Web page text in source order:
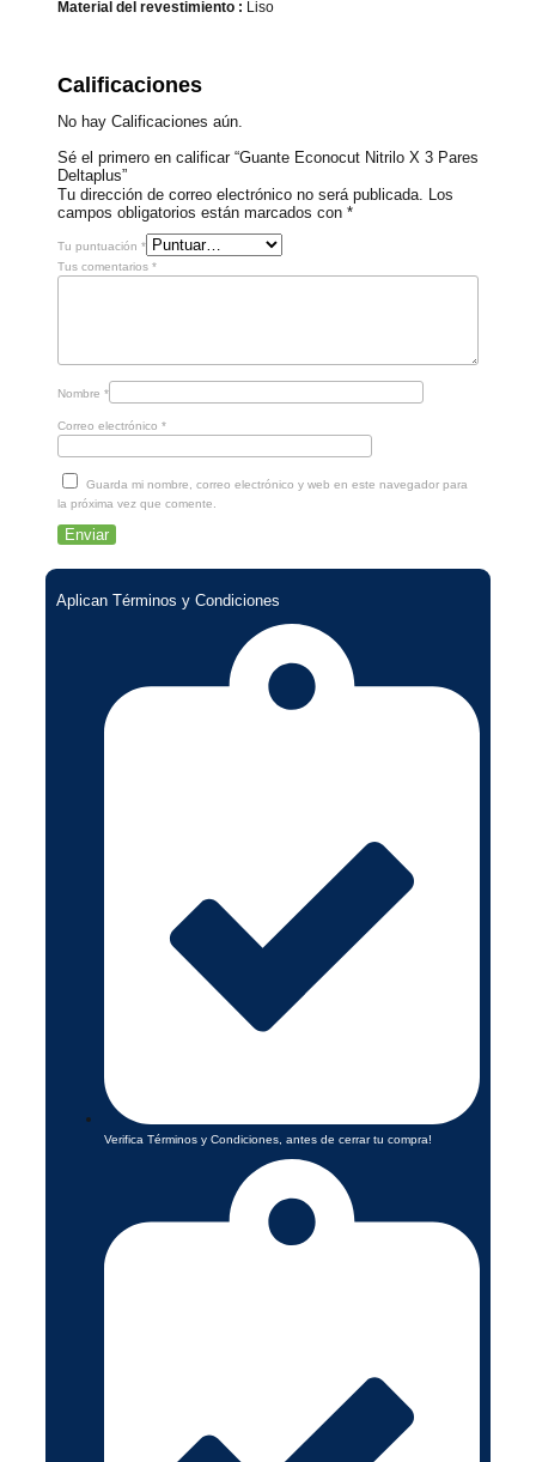
Material del revestimiento : Liso
Calificaciones
No hay Calificaciones aún.
Sé el primero en calificar “Guante Econocut Nitrilo X 3 Pares
Deltaplus”
Tu dirección de correo electrónico no será publicada. Los
campos obligatorios están marcados con *
Tu puntuación *
Tus comentarios *
Nombre *
Correo electrónico *
Guarda mi nombre, correo electrónico y web en este navegador para
la próxima vez que comente.
Aplican Términos y Condiciones
Verifica Términos y Condiciones, antes de cerrar tu compra!